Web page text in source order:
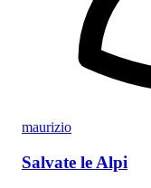
maurizio
Salvate le Alpi